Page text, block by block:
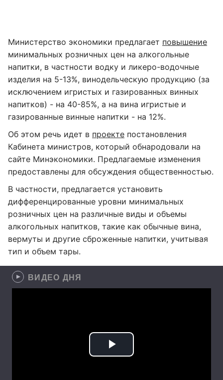
Министерство экономики предлагает повышение
минимальных розничных цен на алкогольные
напитки, в частности водку и ликеро-водочные
изделия на 5-13%, винодельческую продукцию (за
исключением игристых и газированных винных
напитков) - на 40-85%, а на вина игристые и
газированные винные напитки - на 12%.
Об этом речь идет в проекте постановления
Кабинета министров, который обнародовали на
сайте Минэкономики. Предлагаемые изменения
предоставлены для обсуждения общественностью.
В частности, предлагается установить
дифференцированные уровни минимальных
розничных цен на различные виды и объемы
алкогольных напитков, такие как обычные вина,
вермуты и другие сброженные напитки, учитывая
тип и объем тары.
ВИДЕО ДНЯ